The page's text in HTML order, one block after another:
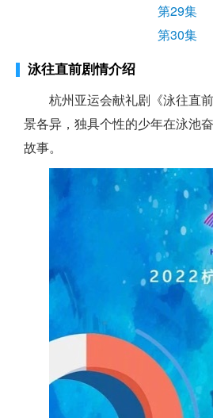
第29集
第30集
泳往直前剧情介绍
杭州亚运会献礼剧《泳往直
景各异，独具个性的少年在泳池
故事。